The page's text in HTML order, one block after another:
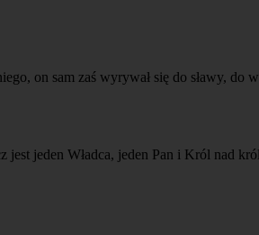
on sam zaś wyrywał się do sławy, do
jest jeden Władca, jeden Pan i Król nad